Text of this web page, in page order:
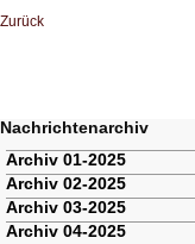
Zurück
Nachrichtenarchiv
Navigation
überspringen
Archiv 01-2025
Archiv 02-2025
Archiv 03-2025
Archiv 04-2025